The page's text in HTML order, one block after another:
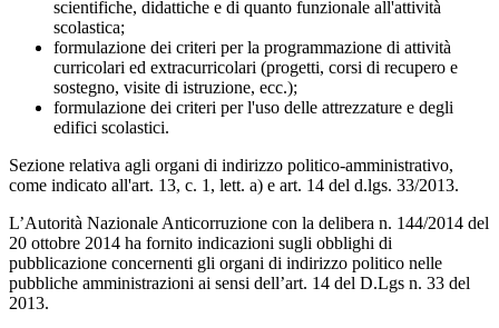
scientifiche, didattiche e di quanto funzionale all'attività
scolastica;
formulazione dei criteri per la programmazione di attività
curricolari ed extracurricolari (progetti, corsi di recupero e
sostegno, visite di istruzione, ecc.);
formulazione dei criteri per l'uso delle attrezzature e degli
edifici scolastici.
Sezione relativa agli organi di indirizzo politico-amministrativo,
come indicato all'art. 13, c. 1, lett. a) e art. 14 del d.lgs. 33/2013.
L’Autorità Nazionale Anticorruzione con la delibera n. 144/2014 del
20 ottobre 2014 ha fornito indicazioni sugli obblighi di
pubblicazione concernenti gli organi di indirizzo politico nelle
pubbliche amministrazioni ai sensi dell’art. 14 del D.Lgs n. 33 del
2013.